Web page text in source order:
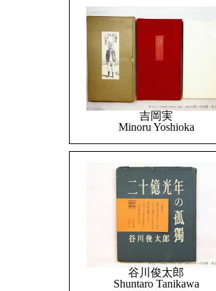
吉岡実
Minoru Yoshioka
谷川俊太郎
Shuntaro Tanikawa